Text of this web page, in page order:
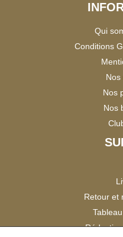
Qui
Conditions
Nos
Nos
Nos
Retour et